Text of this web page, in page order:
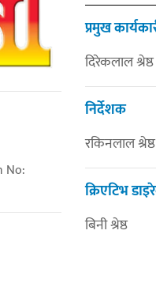
No:
प्रमुख
दिरेकलाल श्रेष्ठ
निर्देशक
रकिनलाल श्रेष्ठ
क्रिएटिभ
बिनी श्रेष्ठ